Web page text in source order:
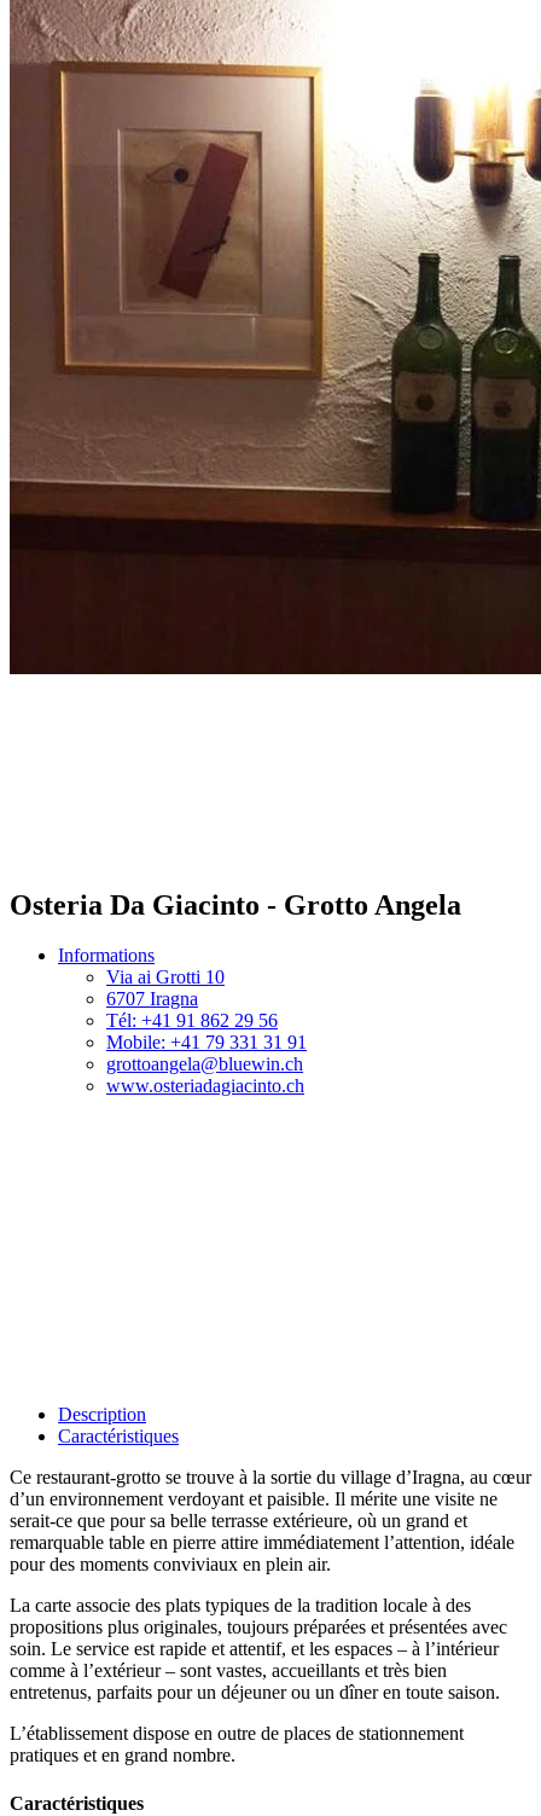
Osteria Da Giacinto - Grotto Angela
Informations
Via ai Grotti 10
6707 Iragna
Tél: +41 91 862 29 56
Mobile: +41 79 331 31 91
grottoangela@bluewin.ch
www.osteriadagiacinto.ch
Description
Caractéristiques
Ce restaurant-grotto se trouve à la sortie du village d’Iragna, au cœur
d’un environnement verdoyant et paisible. Il mérite une visite ne
serait-ce que pour sa belle terrasse extérieure, où un grand et
remarquable table en pierre attire immédiatement l’attention, idéale
pour des moments conviviaux en plein air.
La carte associe des plats typiques de la tradition locale à des
propositions plus originales, toujours préparées et présentées avec
soin. Le service est rapide et attentif, et les espaces – à l’intérieur
comme à l’extérieur – sont vastes, accueillants et très bien
entretenus, parfaits pour un déjeuner ou un dîner en toute saison.
L’établissement dispose en outre de places de stationnement
pratiques et en grand nombre.
Caractéristiques